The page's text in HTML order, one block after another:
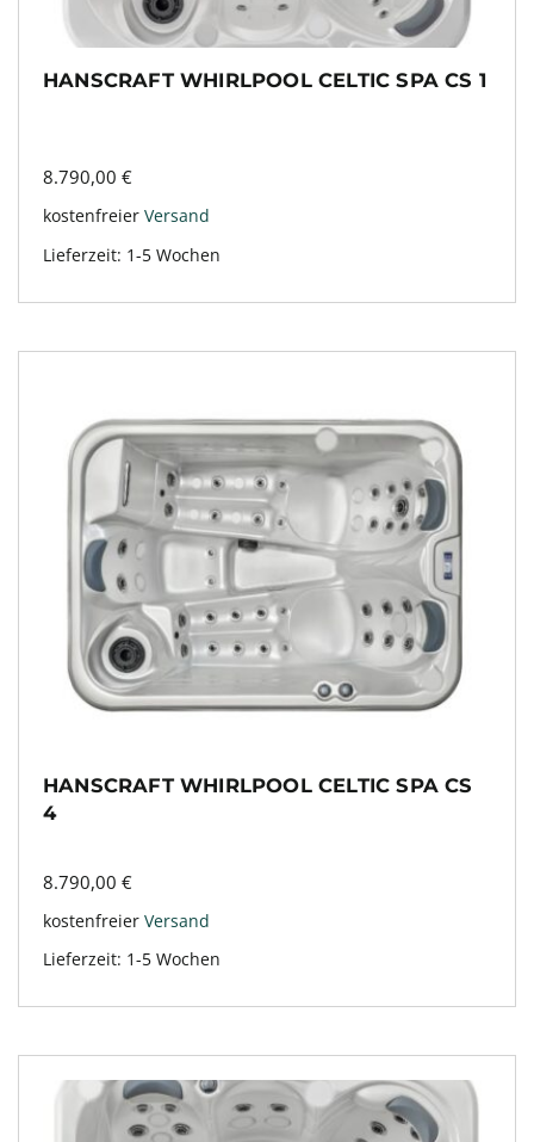
HANSCRAFT WHIRLPOOL CELTIC SPA CS 1
8.790,00 €
kostenfreier Versand
Lieferzeit: 1-5 Wochen
HANSCRAFT WHIRLPOOL CELTIC SPA CS
4
8.790,00 €
kostenfreier Versand
Lieferzeit: 1-5 Wochen